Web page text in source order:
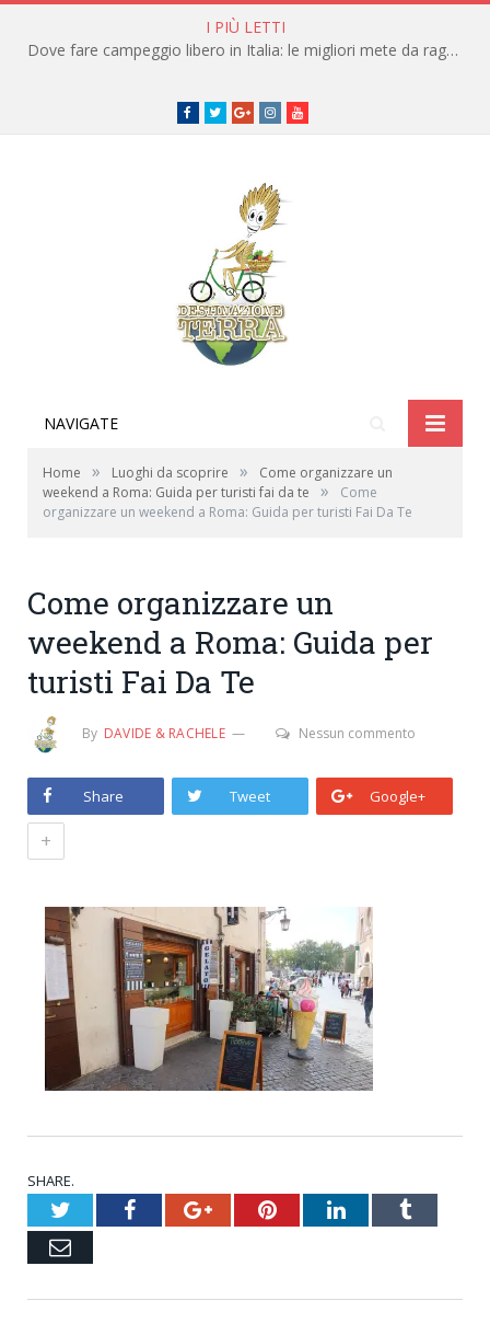
I PIÙ LETTI
Dove fare campeggio libero in Italia: le migliori mete da raggiungere in traghetto
Facebook
TwitterGoogle+instagramyoutube
NAVIGATE
Home » Luoghi da scoprire »
Come organizzare un
weekend a Roma: Guida per turisti fai da te
»
Come
organizzare un weekend a Roma: Guida per turisti Fai Da Te
Come organizzare un
weekend a Roma: Guida per
turisti Fai Da Te
By DAVIDE & RACHELE Nessun commento
Share Tweet Google+
+
SHARE.
TwitterFacebookGoogle+PinterestLinkedInTumblr
Email